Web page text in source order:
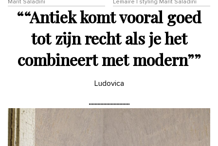
Marit Saladini
Lemaire | styling Marit Saladini
““Antiek komt vooral goed
tot zijn recht als je het
combineert met modern””
Ludovica